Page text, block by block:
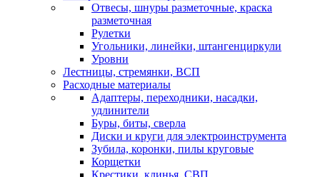
Отвесы, шнуры разметочные, краска
разметочная
Рулетки
Угольники, линейки, штангенциркули
Уровни
Лестницы, стремянки, ВСП
Расходные материалы
Адаптеры, переходники, насадки,
удлинители
Буры, биты, сверла
Диски и круги для электроинструмента
Зубила, коронки, пилы круговые
Корщетки
Крестики, клинья, СВП